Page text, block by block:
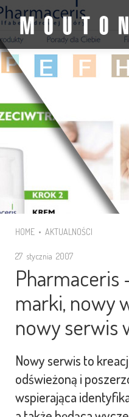
HOME • AKTUALNOŚCI
27 stycznia 2007
Pharmaceris
marki, nowy
nowy serwis
Nowy serwis to
odświeżoną i
wspierająca